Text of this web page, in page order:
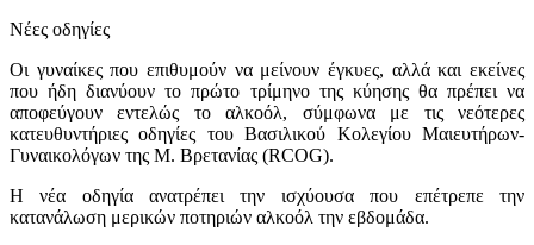
Νέες οδηγίες
Οι γυναίκες που επιθυμούν να μείνουν έγκυες, αλλά και εκείνες
που ήδη διανύουν το πρώτο τρίμηνο της κύησης θα πρέπει να
αποφεύγουν εντελώς το αλκοόλ, σύμφωνα με τις νεότερες
κατευθυντήριες οδηγίες του Βασιλικού Κολεγίου Μαιευτήρων-
Γυναικολόγων της Μ. Βρετανίας (RCOG).
Η νέα οδηγία ανατρέπει την ισχύουσα που επέτρεπε την
κατανάλωση μερικών ποτηριών αλκοόλ την εβδομάδα.